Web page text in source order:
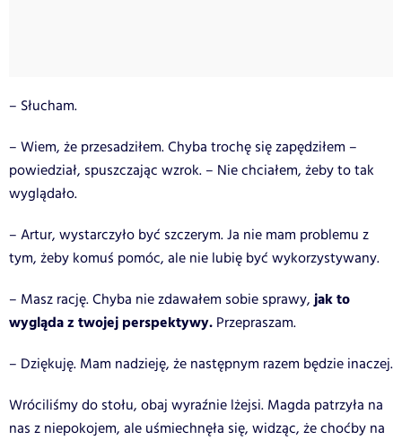
– Słucham.
– Wiem, że przesadziłem. Chyba trochę się zapędziłem –
powiedział, spuszczając wzrok. – Nie chciałem, żeby to tak
wyglądało.
– Artur, wystarczyło być szczerym. Ja nie mam problemu z
tym, żeby komuś pomóc, ale nie lubię być wykorzystywany.
– Masz rację. Chyba nie zdawałem sobie sprawy,jak to
wygląda z twojej perspektywy. Przepraszam.
– Dziękuję. Mam nadzieję, że następnym razem będzie inaczej.
Wróciliśmy do stołu, obaj wyraźnie lżejsi. Magda patrzyła na
nas z niepokojem, ale uśmiechnęła się, widząc, że choćby na